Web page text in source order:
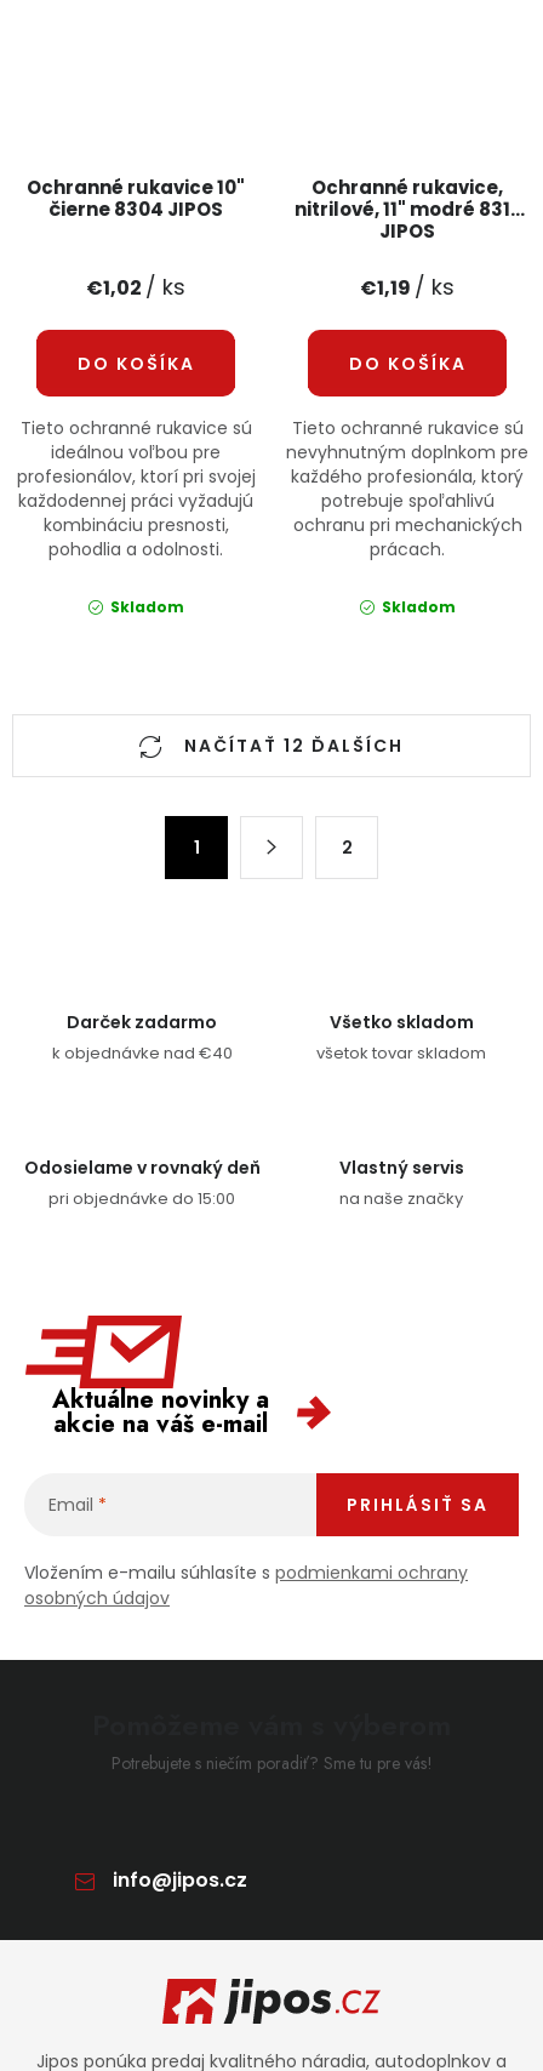
Ochranné rukavice 10"
čierne 8304 JIPOS
€1,02 / ks
DO KOŠÍKA
Tieto ochranné rukavice sú
ideálnou voľbou pre
profesionálov, ktorí pri svojej
každodennej práci vyžadujú
kombináciu presnosti,
pohodlia a odolnosti.
Skladom
Ochranné rukavice,
nitrilové, 11" modré 8317
JIPOS
€1,19 / ks
DO KOŠÍKA
Tieto ochranné rukavice sú
nevyhnutným doplnkom pre
každého profesionála, ktorý
potrebuje spoľahlivú
ochranu pri mechanických
prácach.
Skladom
Ovládacie prvky výpisuNAČÍTAŤ 12 ĎALŠÍCH
1 2
Darček zadarmo
k objednávke nad €40
Všetko skladom
všetok tovar skladom
Odosielame v rovnaký deň
pri objednávke do 15:00
Vlastný servis
na naše značky
Aktuálne novinky a
akcie na váš e-mail
Email
Vložením e-mailu súhlasíte s podmienkami ochrany
osobných údajov
PRIHLÁSIŤ SA
Potrebujete s niečím poradiť? Sme tu pre vás!
info@jipos.cz
Jipos ponúka predaj kvalitného náradia, autodoplnkov a